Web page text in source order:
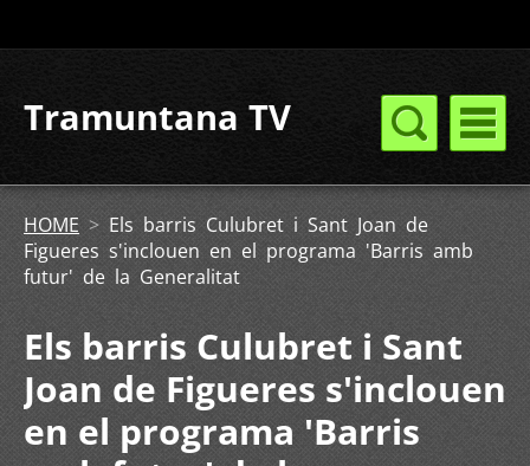
Tramuntana TV
HOME > Els barris Culubret i Sant Joan de
Figueres s'inclouen en el programa 'Barris amb
futur' de la Generalitat
Els barris Culubret i Sant
Joan de Figueres s'inclouen
en el programa 'Barris